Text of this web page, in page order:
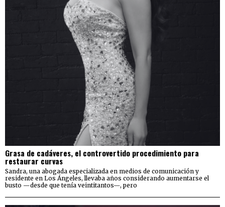
Grasa de cadáveres, el controvertido procedimiento para
restaurar curvas
Sandra, una abogada especializada en medios de comunicación y
residente en Los Ángeles, llevaba años considerando aumentarse el
busto —desde que tenía veintitantos—, pero